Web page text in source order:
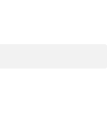
kW, Benzine, 3 deuren